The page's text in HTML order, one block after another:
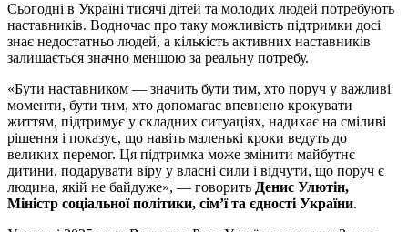
Сьогодні в Україні тисячі дітей та молодих людей потребують
наставників. Водночас про таку можливість підтримки досі
знає недостатньо людей, а кількість активних наставників
залишається значно меншою за реальну потребу.
«Бути наставником — значить бути тим, хто поруч у важливі
моменти, бути тим, хто допомагає впевнено крокувати
життям, підтримує у складних ситуаціях, надихає на сміливі
рішення і показує, що навіть маленькі кроки ведуть до
великих перемог. Ця підтримка може змінити майбутнє
дитини, подарувати віру у власні сили і відчути, що поруч є
людина, якій не байдуже», — говорить Денис Улютін,
Міністр соціальної політики, сім’ї та єдності України.